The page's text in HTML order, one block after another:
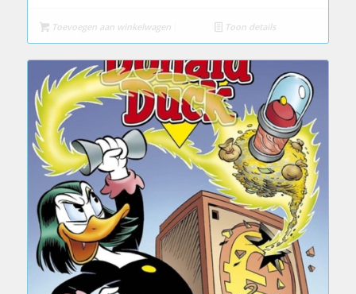
Toevoegen aan winkelwagen Toon details